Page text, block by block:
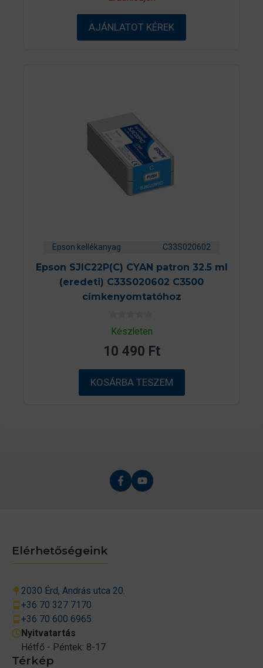
-
ő
AJÁNLATOT KÉREK
Epson kellékanyag C33S020602
Epson SJIC22P(C) CYAN patron 32.5 ml
(eredeti) C33S020602 C3500
címkenyomtatóhoz
0
a
b
ő
l
Készleten
10 490 Ft
KOSÁRBA TESZEM
Térkép
Elérhetőségeink
2030 Érd, András utca 20.
+36 70 327 7170
+36 70 600 6965
Nyitvatartás
Hétfő - Péntek: 8-17